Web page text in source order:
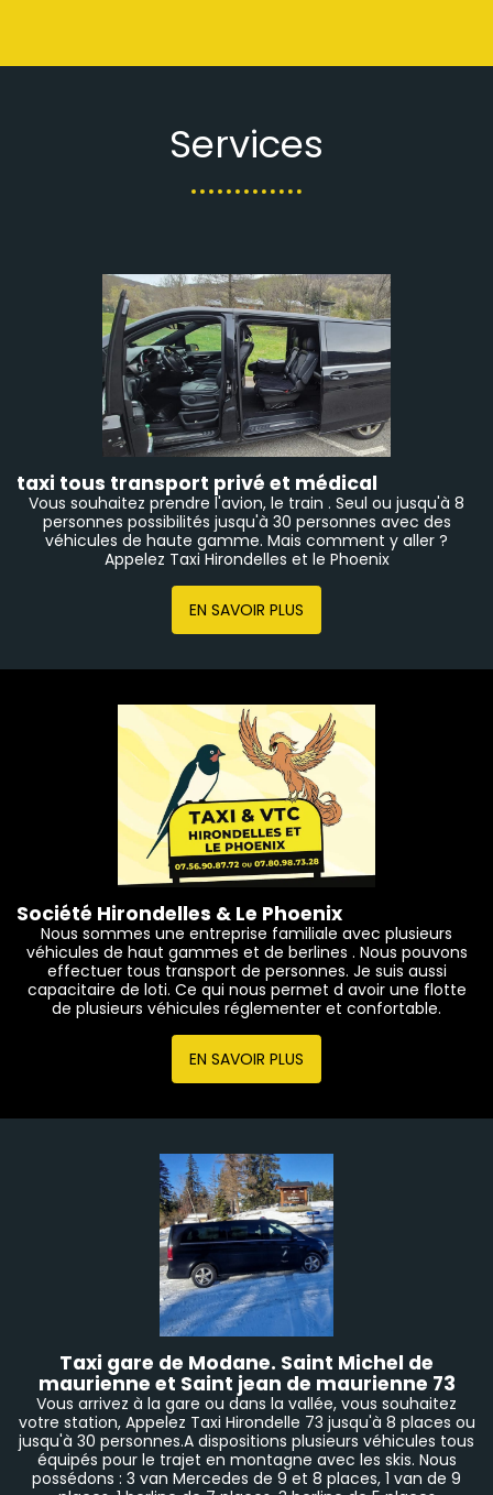
Services
taxi tous transport privé et médical
Vous souhaitez prendre l'avion, le train . Seul ou jusqu'à 8
personnes possibilités jusqu'à 30 personnes avec des
véhicules de haute gamme. Mais comment y aller ?
Appelez Taxi Hirondelles et le Phoenix
EN SAVOIR PLUS
Société Hirondelles & Le Phoenix
Nous sommes une entreprise familiale avec plusieurs
véhicules de haut gammes et de berlines . Nous pouvons
effectuer tous transport de personnes. Je suis aussi
capacitaire de loti. Ce qui nous permet d avoir une flotte
de plusieurs véhicules réglementer et confortable.
EN SAVOIR PLUS
Taxi gare de Modane. Saint Michel de
maurienne et Saint jean de maurienne 73
Vous arrivez à la gare ou dans la vallée, vous souhaitez
votre station, Appelez Taxi Hirondelle 73 jusqu'à 8 places ou
jusqu'à 30 personnes.A dispositions plusieurs véhicules tous
équipés pour le trajet en montagne avec les skis. Nous
possédons : 3 van Mercedes de 9 et 8 places, 1 van de 9